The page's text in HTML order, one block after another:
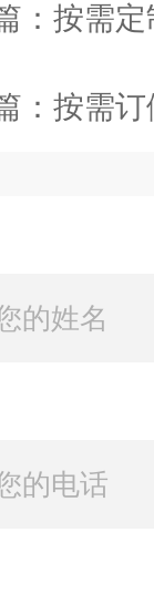
： 按需
： 按需